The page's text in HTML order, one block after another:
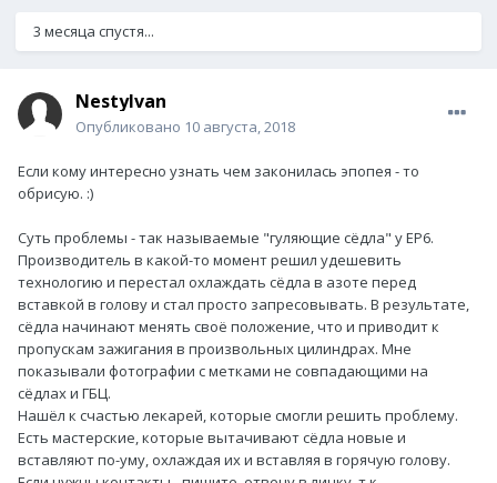
3 месяца спустя...
NestyIvan
Опубликовано 10 августа, 2018
Если кому интересно узнать чем законилась эпопея - то
обрисую. :)
Суть проблемы - так называемые "гуляющие сёдла" у EP6.
Производитель в какой-то момент решил удешевить
технологию и перестал охлаждать сёдла в азоте перед
вставкой в голову и стал просто запресовывать. В результате,
сёдла начинают менять своё положение, что и приводит к
пропускам зажигания в произвольных цилиндрах. Мне
показывали фотографии с метками не совпадающими на
сёдлах и ГБЦ.
Нашёл к счастью лекарей, которые смогли решить проблему.
Есть мастерские, которые вытачивают сёдла новые и
вставляют по-уму, охлаждая их и вставляя в горячую голову.